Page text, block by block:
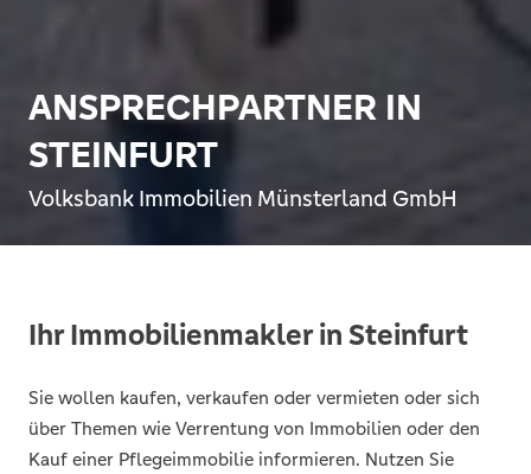
ANSPRECHPARTNER IN
STEINFURT
Volksbank Immobilien Münsterland GmbH
Ihr Immobilienmakler in Steinfurt
Sie wollen kaufen, verkaufen oder vermieten oder sich
über Themen wie Verrentung von Immobilien oder den
Kauf einer Pflegeimmobilie informieren. Nutzen Sie